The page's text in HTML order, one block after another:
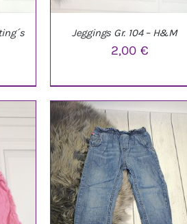
IN DEN WARENKORB
DETAILS
Jeggings Gr. 104 – H&M
2,00€